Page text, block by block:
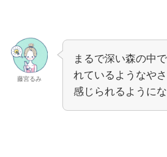
藤宮るみ
まるで深い森の中
れているようなや
感じられるようにな